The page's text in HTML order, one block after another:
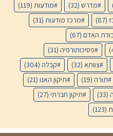
מדרש (32) מודעות (119)
(87) מרכז מודעות (31)
האדם (67)
פסיכותורפיה (31)
צוותא (32) קבלה (304)
תורה (19) תיקון האגו (21)
(33) תיקון חברתי (27)
(123)